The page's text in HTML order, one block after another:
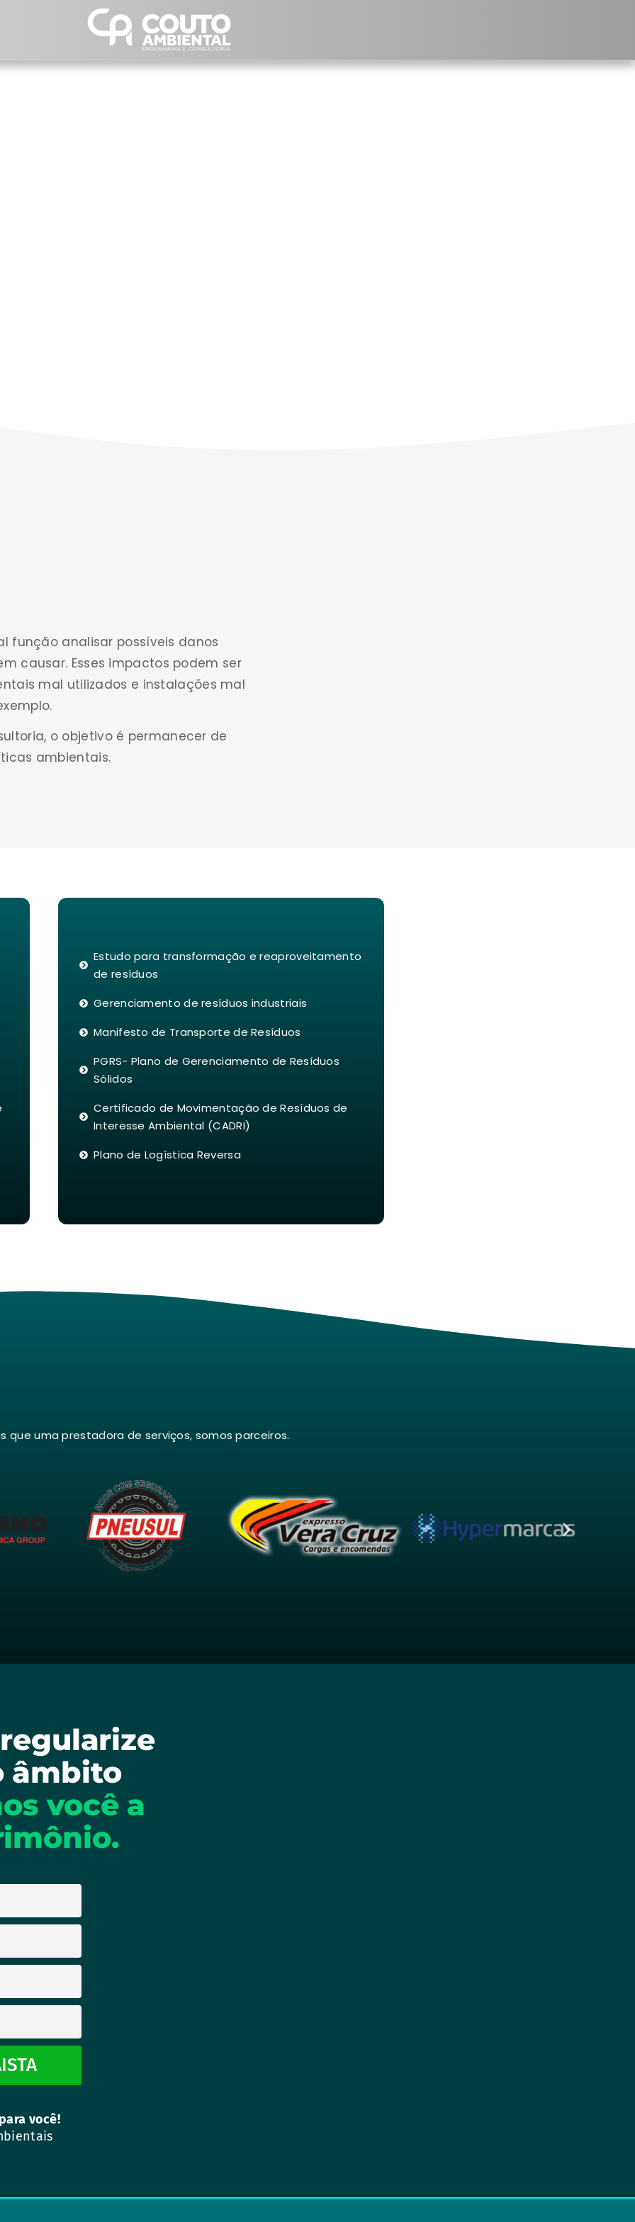
função analisar possíveis danos
causar. Esses impactos podem ser
mal utilizados e instalações mal
o objetivo é permanecer de
ambientais.
Estudo para transformação e reaproveitamento
de resíduos
Gerenciamento de resíduos industriais
Manifesto de Transporte de Resíduos
PGRS- Plano de Gerenciamento de Resíduos
Sólidos
Certificado de Movimentação de Resíduos de
Interesse Ambiental (CADRI)
Plano de Logística Reversa
que uma prestadora de serviços, somos parceiros.
âmbito
você a
você!